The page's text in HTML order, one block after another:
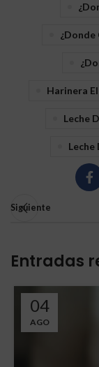
¿donde
Harinera
Leche
Leche
Siguiente
Entradas
04
AGO